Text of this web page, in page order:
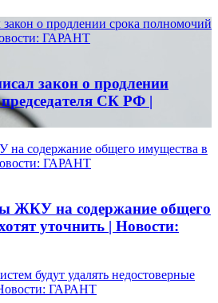
о продлении срока полномочий
ГАРАНТ
закон о продлении
СК РФ |
на содержание общего имущества в
ГАРАНТ
ЖКУ на содержание общего
уточнить | Новости:
будут удалять недостоверные
ГАРАНТ